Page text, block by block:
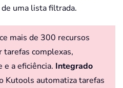
uma lista filtrada.
mais de 300 recursos
tarefas complexas,
e a eficiência. Integrado
Kutools automatiza tarefas